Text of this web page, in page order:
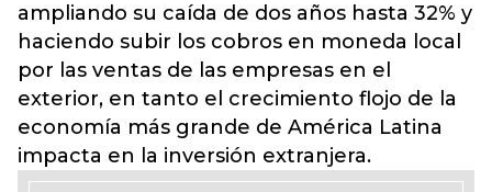
ampliando su caída de dos años hasta 32% y
haciendo subir los cobros en moneda local
por las ventas de las empresas en el
exterior, en tanto el crecimiento flojo de la
economía más grande de América Latina
impacta en la inversión extranjera.